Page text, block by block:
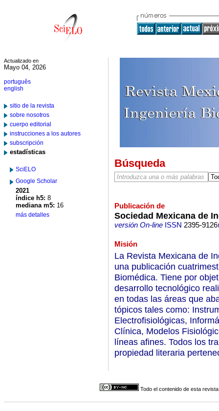
Actualizado en
Mayo 04, 2026
português
english
sitio de la revista
sobre nosotros
cuerpo editorial
instrucciones a los autores
subscripción
estadísticas
SciELO
Google Scholar
2021
índice h5: 8
mediana m5: 16
más detalles
Búsqueda
Publicación de
Sociedad Mexicana de
versión On-lineISSN 2395-9126
Misión
La Revista Mexicana de
una publicación
Biomédica. Tiene por
desarrollo tecnológico
en todas las áreas que
tópicos tales como:
Electrofisiológicas,
Clínica, Modelos
líneas afines. Todos los
propiedad literaria
Todo el contenido de esta